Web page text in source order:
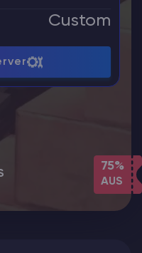
75%
AUS
Custom